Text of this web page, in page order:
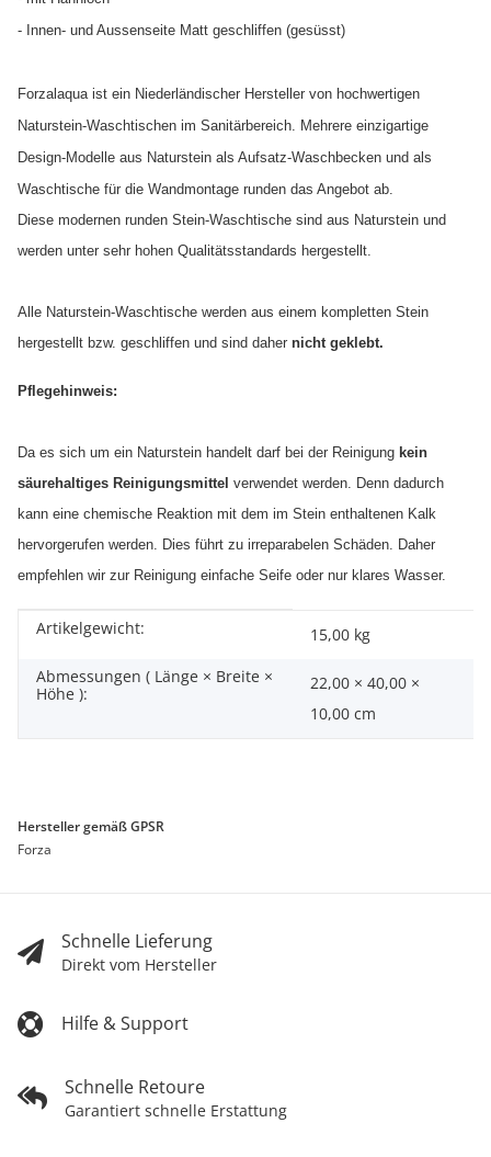
- Innen- und Aussenseite Matt geschliffen (gesüsst)
Forzalaqua ist ein Niederländischer Hersteller von hochwertigen
Naturstein-Waschtischen im Sanitärbereich. Mehrere einzigartige
Design-Modelle aus Naturstein als Aufsatz-Waschbecken und als
Waschtische für die Wandmontage runden das Angebot ab.
Diese modernen runden Stein-Waschtische sind aus Naturstein und
werden unter sehr hohen Qualitätsstandards hergestellt.
Alle Naturstein-Waschtische werden aus einem kompletten Stein
hergestellt bzw. geschliffen und sind daher nicht geklebt.
Pflegehinweis:
Da es sich um ein Naturstein handelt darf bei der Reinigung kein
säurehaltiges Reinigungsmittel verwendet werden. Denn dadurch
kann eine chemische Reaktion mit dem im Stein enthaltenen Kalk
hervorgerufen werden. Dies führt zu irreparabelen Schäden. Daher
empfehlen wir zur Reinigung einfache Seife oder nur klares Wasser.
Produkteigenschaft
Wert
Artikelgewicht: 15,00 kg
Abmessungen ( Länge × Breite ×
Höhe ):
22,00 × 40,00 ×
10,00 cm
Hersteller gemäß GPSR
Forza
Schnelle Lieferung
Direkt vom Hersteller
Hilfe & Support
Schnelle Retoure
Garantiert schnelle Erstattung